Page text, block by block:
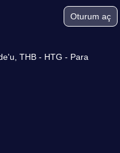
Oturum aç
THB - HTG - Para